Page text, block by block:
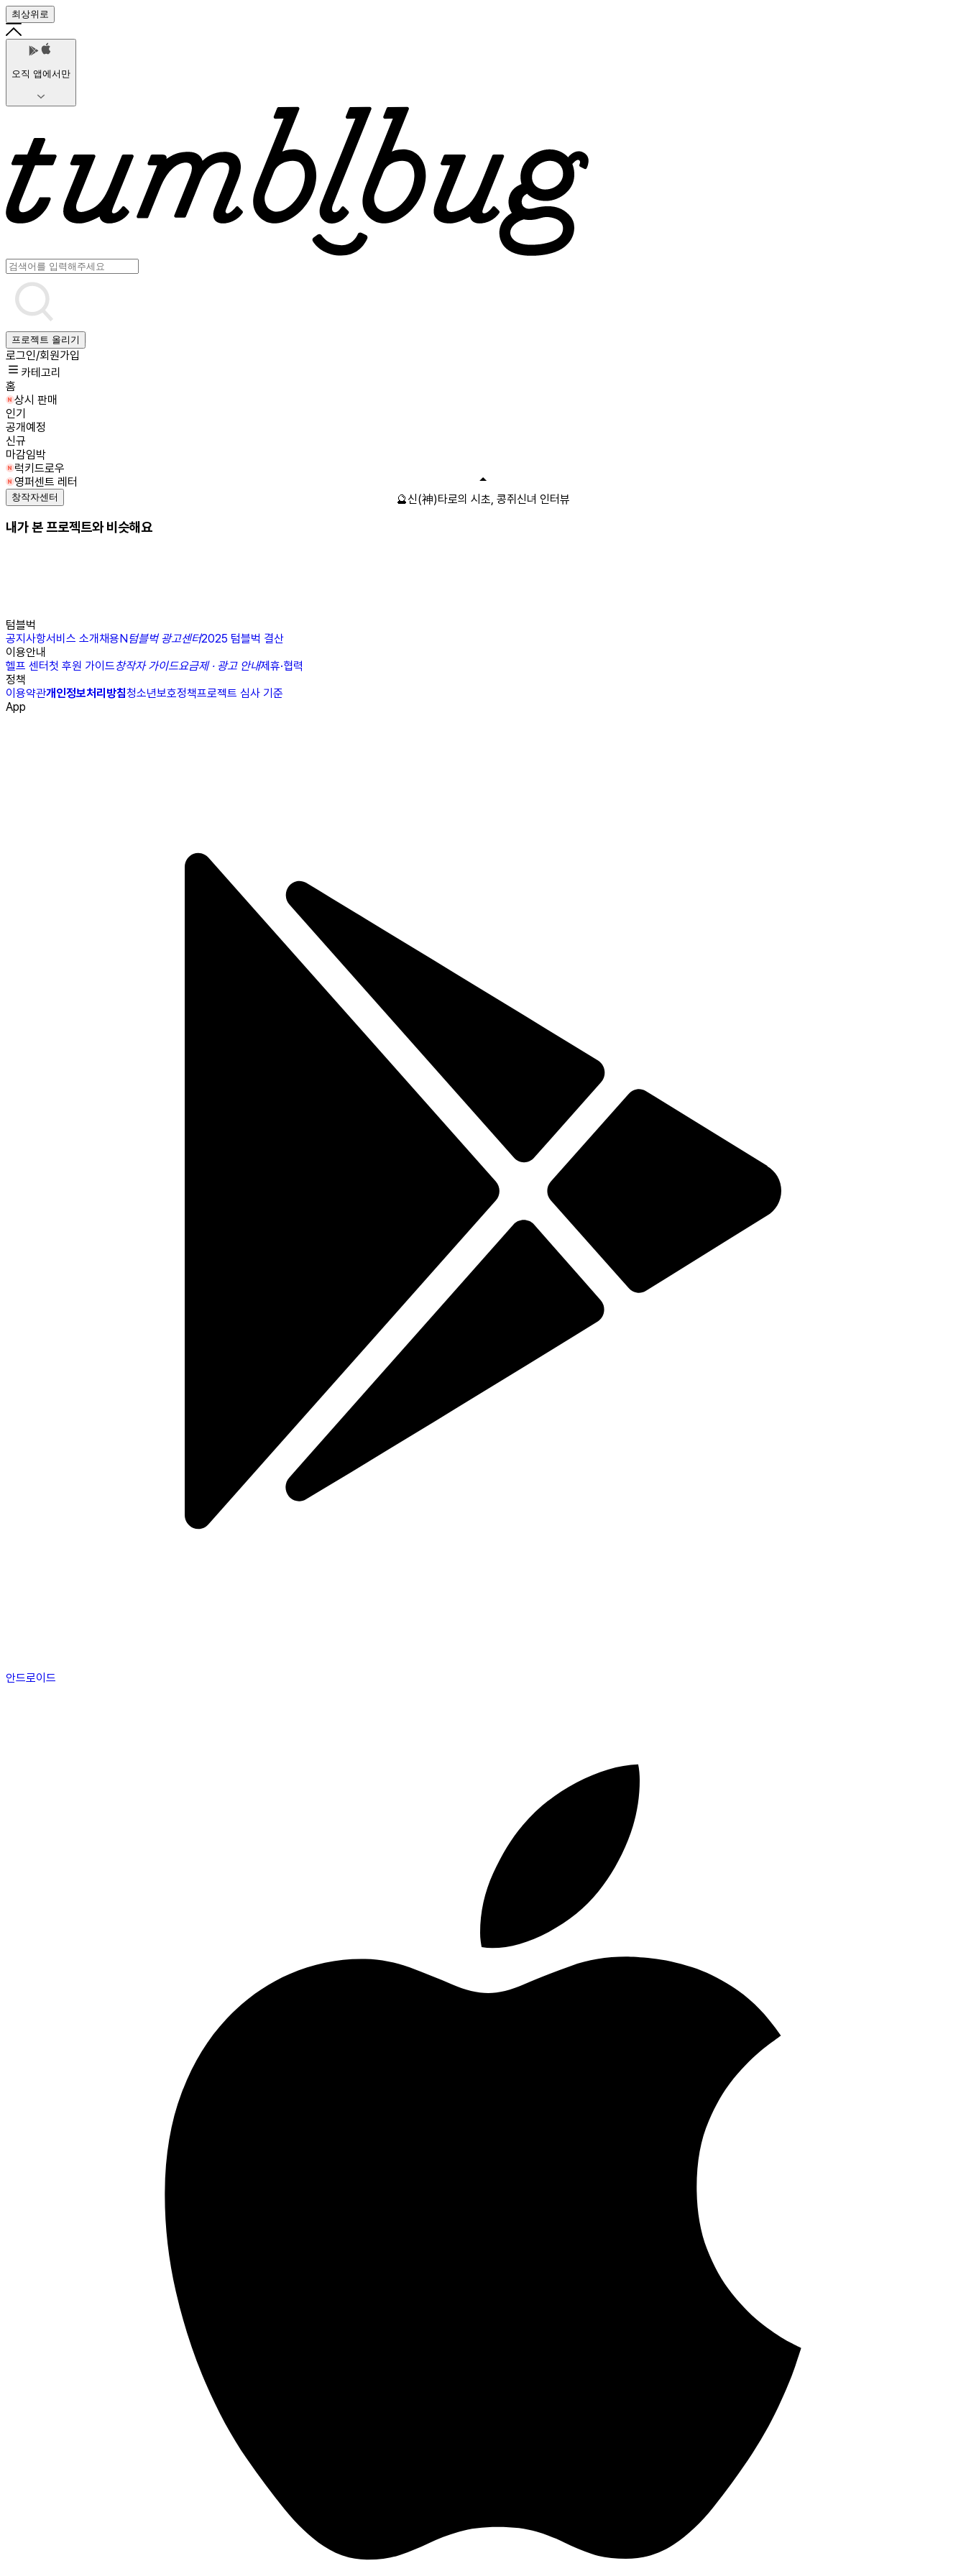
최상위로
오직 앱에서만
프로젝트 올리기
로그인/회원가입
카테고리
홈
상시 판매
인기
공개예정
신규
마감임박
럭키드로우
영퍼센트 레터
창작자센터
내가 본 프로젝트와 비슷해요
텀블벅
공지사항서비스 소개채용N텀블벅 광고센터2025 텀블벅 결산
이용안내
헬프 센터첫 후원 가이드창작자 가이드요금제 · 광고 안내제휴·협력
정책
이용약관개인정보처리방침청소년보호정책프로젝트 심사 기준
App
안드로이드
🔮신(神)타로의 시초, 콩쥐신녀 인터뷰